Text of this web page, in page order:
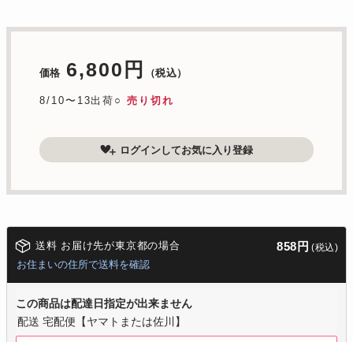
価格 6,800円 （税込）
8/10〜13出荷○ 売り切れ
ログインしてお気に入り登録
送料 お届け先が東京都の場合 858円 (税込)
お住まいの住所で送料を確認
この商品は配達日指定が出来ません
配送 宅配便【ヤマトまたは佐川】